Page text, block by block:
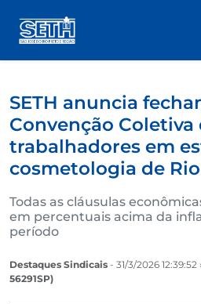
SETH anuncia
Convenção Coletiva
trabalhadores em
cosmetologia de
Todas as cláusulas
em percentuais acima da
período
Destaques Sindicais - 31/3/2026 12:39:52
56291SP)